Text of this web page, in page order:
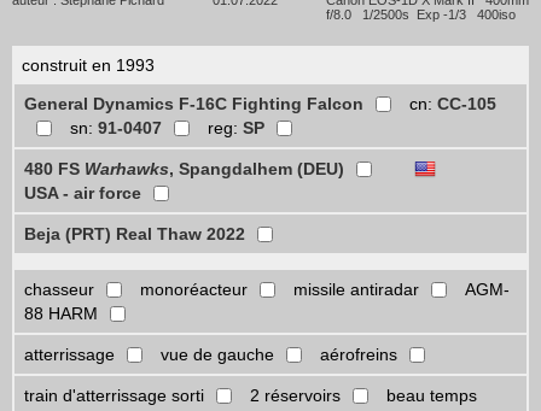
f/8.0 1/2500s Exp -1/3 400iso
construit en 1993
General Dynamics F-16C Fighting Falcon
cn: CC-105
sn: 91-0407 reg: SP
480 FS Warhawks, Spangdalhem (DEU)
USA - air force
Beja (PRT) Real Thaw 2022
chasseur monoréacteur missile antiradar
AGM-
88 HARM
atterrissage vue de gauche aérofreins
train d'atterrissage sorti 2 réservoirs beau temps